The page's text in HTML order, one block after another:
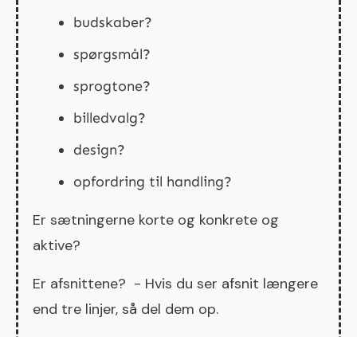
budskaber?
spørgsmål?
sprogtone?
billedvalg?
design?
opfordring til handling?
Er sætningerne korte og konkrete og
aktive?
Er afsnittene? - Hvis du ser afsnit længere
end tre linjer, så del dem op.